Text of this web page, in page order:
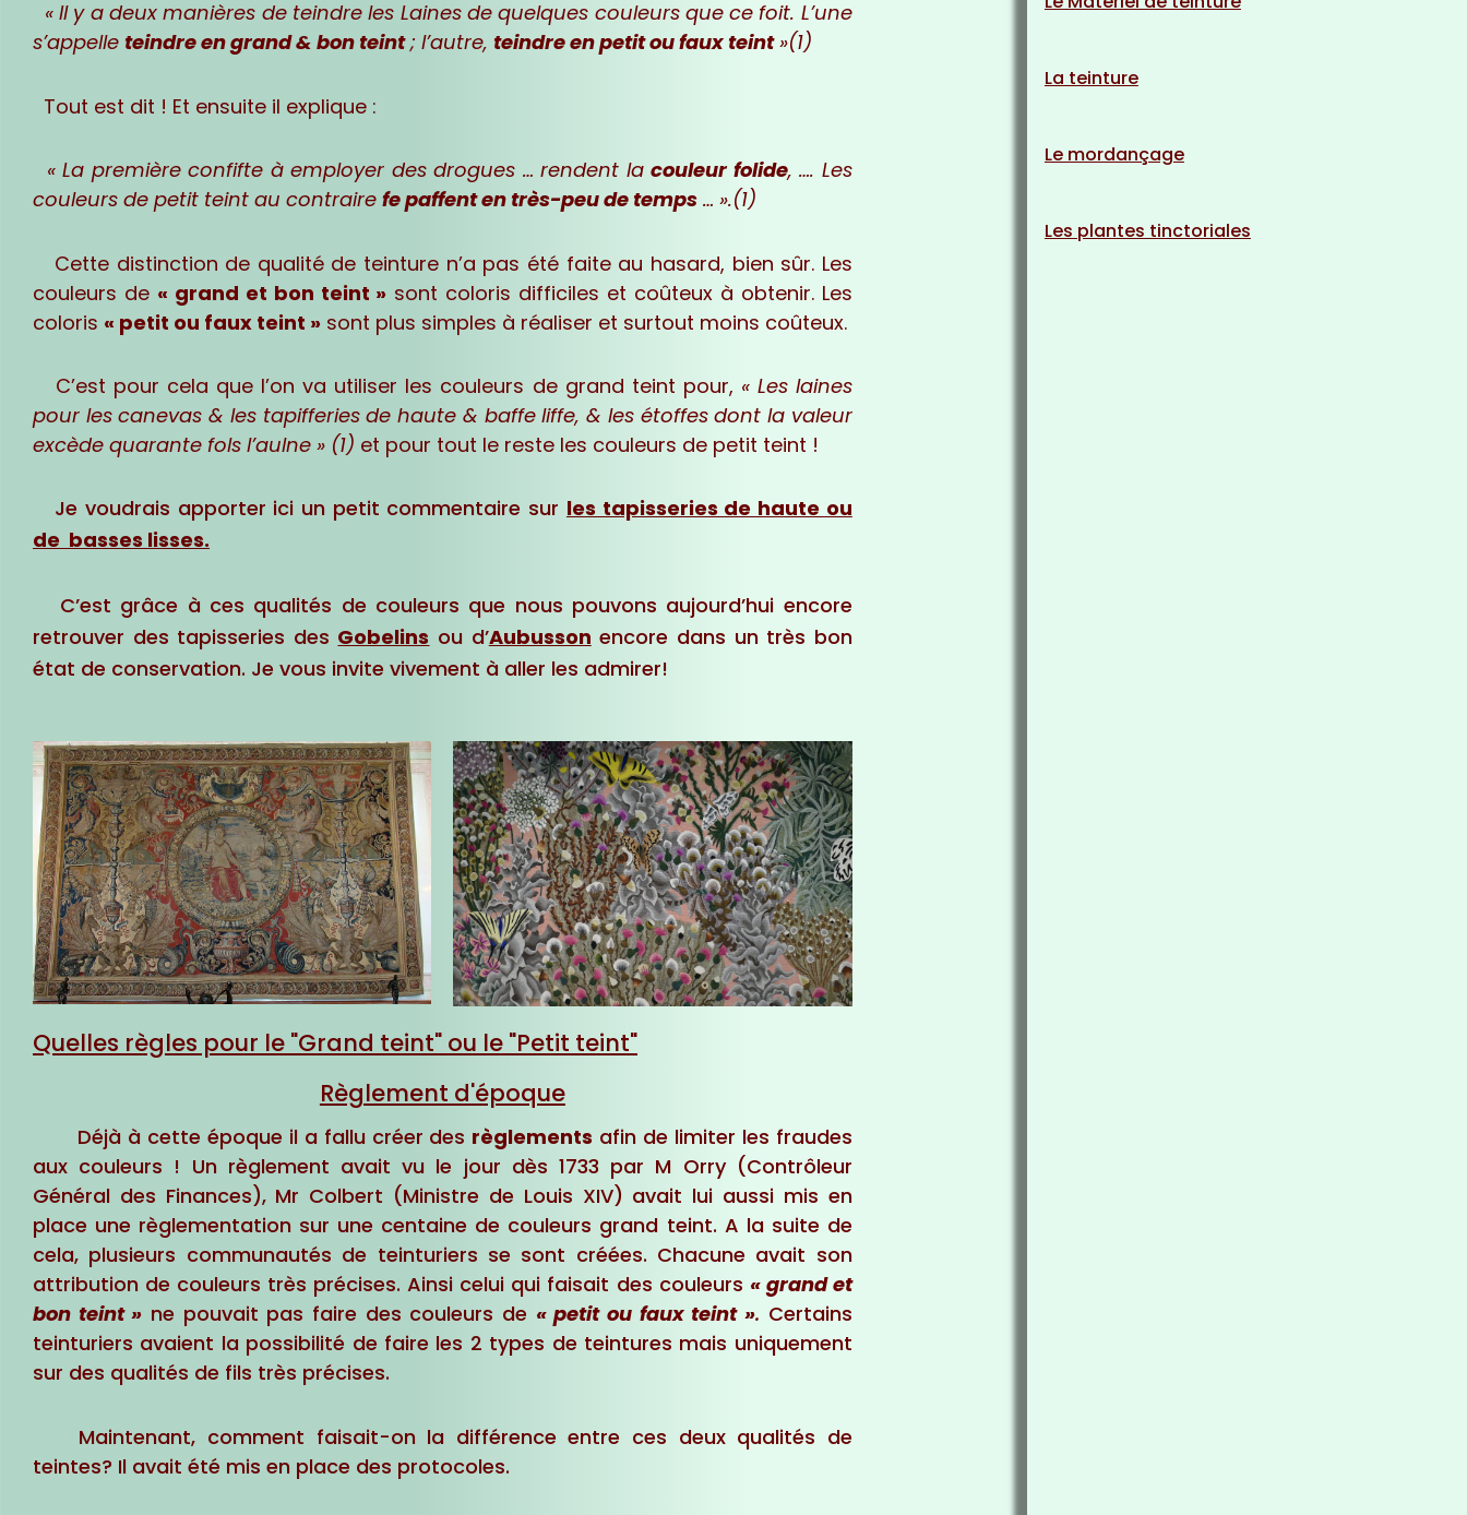
« Il y a deux manières de teindre les Laines de quelques couleurs que ce foit. L’une
s’appelle teindre en grand & bon teint; l’autre, teindre en petit ou faux teint»(1)
Tout est dit ! Et ensuite il explique :
« La première confifte à employer des drogues … rendent lacouleur folide, …. Les
couleurs de petit teint au contraire fe paffent en très-peu de temps … ».(1)
Cette distinction de qualité de teinture n’a pas été faite au hasard, bien sûr. Les
couleurs de « grand et bon teint » sont coloris difficiles et coûteux à obtenir. Les
coloris « petit ou faux teint » sont plus simples à réaliser et surtout moins coûteux.
C’est pour cela que l’on va utiliser les couleurs de grand teint pour, « Les laines
pour les canevas & les tapifferies de haute & baffe liffe, & les étoffes dont la valeur
excède quarante fols l’aulne » (1) et pour tout le reste les couleurs de petit teint !
Je voudrais apporter ici un petit commentaire sur les tapisseries de haute ou
de basses lisses.
C’est grâce à ces qualités de couleurs que nous pouvons aujourd’hui encore
retrouver des tapisseries des Gobelins ou d’Aubusson encore dans un très bon
état de conservation. Je vous invite vivement à aller les admirer!
Quelles règles pour le "Grand teint" ou le "Petit teint"
Règlement d'époque
Déjà à cette époque il a fallu créer des règlements afin de limiter les fraudes
aux couleurs ! Un règlement avait vu le jour dès 1733 par M Orry (Contrôleur
Général des Finances), Mr Colbert (Ministre de Louis XIV) avait lui aussi mis en
place une règlementation sur une centaine de couleurs grand teint. A la suite de
cela, plusieurs communautés de teinturiers se sont créées. Chacune avait son
attribution de couleurs très précises. Ainsi celui qui faisait des couleurs « grand et
bon teint » ne pouvait pas faire des couleurs de « petit ou faux teint ». Certains
teinturiers avaient la possibilité de faire les 2 types de teintures mais uniquement
sur des qualités de fils très précises.
Maintenant, comment faisait-on la différence entre ces deux qualités de
teintes? Il avait été mis en place des protocoles.
La teinture
Le mordançage
Les plantes tinctoriales